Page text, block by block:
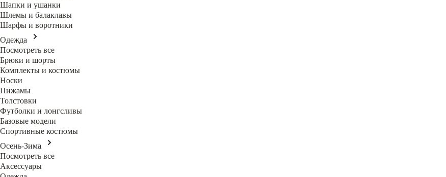
Шапки и ушанки
Шлемы и балаклавы
Шарфы и воротники
Одежда
Посмотреть все
Брюки и шорты
Комплекты и костюмы
Носки
Пижамы
Толстовки
Футболки и лонгсливы
Базовые модели
Спортивные костюмы
Осень-Зима
Посмотреть все
Аксессуары